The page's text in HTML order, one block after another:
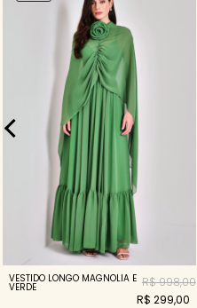
VESTIDO LONGO MAGNOLIA E
VERDE
R$ 998,00
R$ 299,00